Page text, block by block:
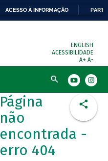
ACESSO À INFORMAÇÃO
ENGLISH
ACESSIBILIDADE
A+ A-
Busca
Página
não
encontrada -
erro 404